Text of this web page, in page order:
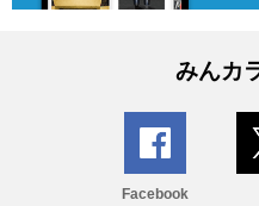
みんカ
Facebook